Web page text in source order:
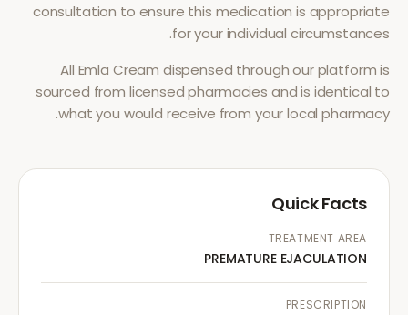
consultation to ensure this medication is appropriate
for your individual circumstances.
All Emla Cream dispensed through our platform is
sourced from licensed pharmacies and is identical to
what you would receive from your local pharmacy.
Quick Facts
TREATMENT AREA
PREMATURE EJACULATION
PRESCRIPTION